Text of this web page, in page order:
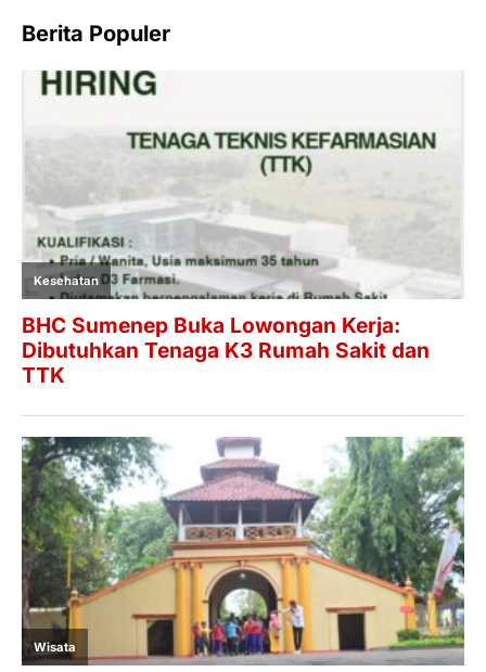
Berita Populer